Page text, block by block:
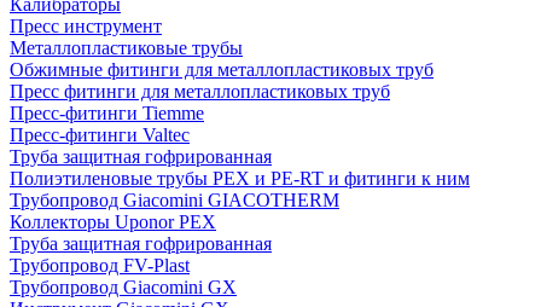
Пресс инструмент
Металлопластиковые трубы
Обжимные фитинги для металлопластиковых труб
Пресс фитинги для металлопластиковых труб
Пресс-фитинги Tiemme
Пресс-фитинги Valtec
Труба защитная гофрированная
Полиэтиленовые трубы PEX и PE-RT и фитинги к ним
Трубопровод Giacomini GIACOTHERM
Коллекторы Uponor PEX
Труба защитная гофрированная
Трубопровод FV-Plast
Трубопровод Giacomini GX